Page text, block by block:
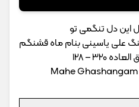
این دل تنگمی تو
علی یاسینی بنام ماه قشنگم
320 – 128
Mahe Ghashangam